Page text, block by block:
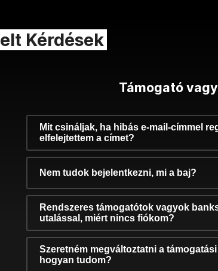
Kérdések
Támogató
Mit csináljak, ha hibás e-mail-címmel
elfelejtettem a címet?
Nem tudok bejelentkezni, mi a baj?
Rendszeres támogatótok vagyok
utalással, miért nincs fiókom?
Szeretném megváltoztatni a
hogyan tudom?